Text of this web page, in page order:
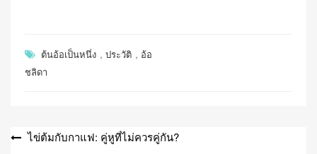
ต้นอ้อเป็นหนึ่ง , ประวัติ , อ้อ
ชลิดา
แนะแนว
ไข่ต้มกับกาแฟ: คู่หูที่ไม่ควรคู่กัน?